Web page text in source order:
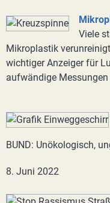
Viele
Mikroplastik
wichtiger Anzeiger für
aufwändige Messungen
BUND: Unökologisch,
8. Juni 2022